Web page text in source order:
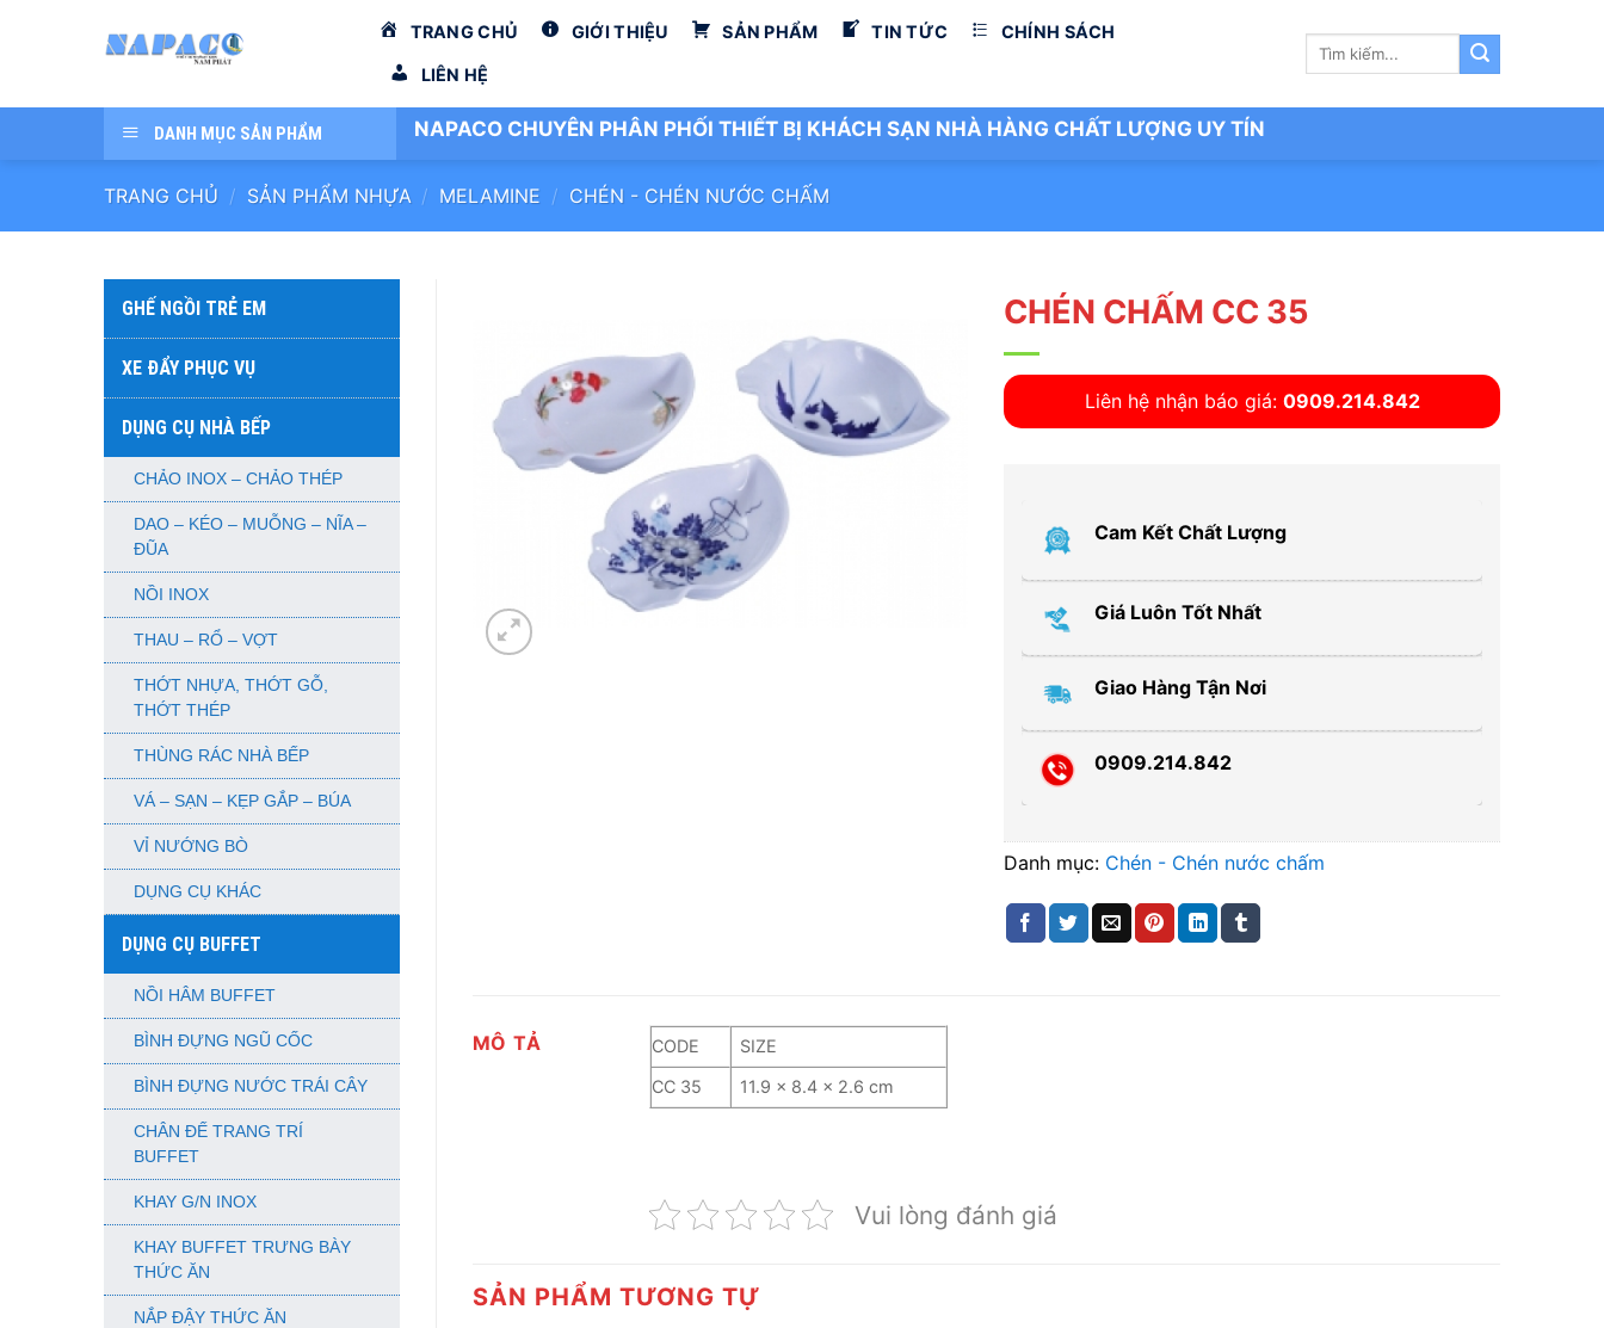
dung
TRANG CHỦ GIỚI THIỆU SẢN PHẨM TIN TỨC CHÍNH SÁCH
LIÊN HỆ
Tìm
DANH MỤC SẢN PHẨM NAPACO CHUYÊN PHÂN PHỐI THIẾT BỊ KHÁCH SẠN NHÀ HÀNG CHẤT LƯỢNG UY TÍN
TRANG CHỦ / SẢN PHẨM NHỰA / MELAMINE / CHÉN - CHÉN NƯỚC CHẤM
GHẾ NGỒI TRẺ EM
XE ĐẨY PHỤC VỤ
DỤNG CỤ NHÀ BẾP
CHẢO INOX – CHẢO THÉP
DAO – KÉO – MUỖNG – NĨA –
ĐŨA
NỒI INOX
THAU – RỔ – VỢT
THỚT NHỰA, THỚT GỖ,
THỚT THÉP
THÙNG RÁC NHÀ BẾP
VÁ – SẠN – KẸP GẮP – BÚA
VỈ NƯỚNG BÒ
DỤNG CỤ KHÁC
DỤNG CỤ BUFFET
NỒI HÂM BUFFET
BÌNH ĐỰNG NGŨ CỐC
BÌNH ĐỰNG NƯỚC TRÁI CÂY
CHÂN ĐẾ TRANG TRÍ
BUFFET
KHAY G/N INOX
KHAY BUFFET TRƯNG BÀY
THỨC ĂN
NẮP ĐẬY THỨC ĂN
CHÉN CHẤM CC 35
Liên hệ nhận báo giá: 0909.214.842
Cam Kết Chất Lượng
Giá Luôn Tốt Nhất
Giao Hàng Tận Nơi
0909.214.842
Danh mục: Chén - Chén nước chấm
MÔ TẢ CODE
SIZE
CC 35
11.9 x 8.4 x 2.6 cm
Vui lòng đánh giá
SẢN PHẨM TƯƠNG TỰ